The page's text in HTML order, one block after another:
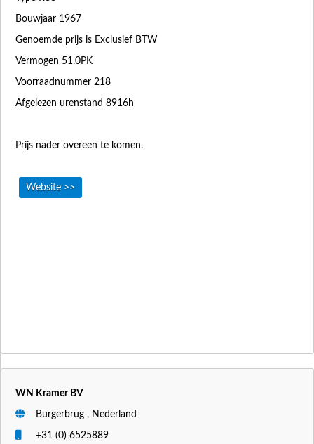
Bouwjaar 1967
Genoemde prijs is Exclusief BTW
Vermogen 51.0PK
Voorraadnummer 218
Afgelezen urenstand 8916h
Prijs nader overeen te komen.
Website >>
WN Kramer BV
Burgerbrug , Nederland
+31 (0) 6525889